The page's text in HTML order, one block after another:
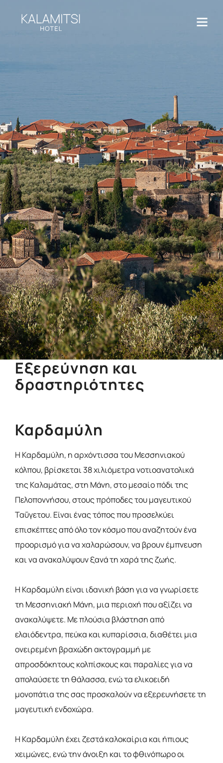
Εξερεύνηση και
δραστηριότητες
Καρδαμύλη
Η Καρδαμύλη, η αρχόντισσα του Μεσσηνιακού
κόλπου, βρίσκεται 38 χιλιόμετρα νοτιοανατολικά
της Καλαμάτας, στη Μάνη, στο μεσαίο πόδι της
Πελοποννήσου, στους πρόποδες του μαγευτικού
Ταΰγετου. Είναι ένας τόπος που προσελκύει
επισκέπτες από όλο τον κόσμο που αναζητούν ένα
προορισμό για να χαλαρώσουν, να βρουν έμπνευση
και να ανακαλύψουν ξανά τη χαρά της ζωής.
Η Καρδαμύλη είναι ιδανική βάση για να γνωρίσετε
τη Μεσσηνιακή Μάνη, μια περιοχή που αξίζει να
ανακαλύψετε. Με πλούσια βλάστηση από
ελαιόδεντρα, πεύκα και κυπαρίσσια, διαθέτει μια
ονειρεμένη βραχώδη ακτoγραμμή με
απροσδόκητους κολπίσκους και παραλίες για να
απολαύσετε τη θάλασσα, ενώ τα ελικοειδή
μονοπάτια της σας προσκαλούν να εξερευνήσετε τη
μαγευτική ενδοχώρα.
Η Καρδαμύλη έχει ζεστά καλοκαίρια και ήπιους
χειμώνες, ενώ την άνοιξη και το φθινόπωρο οι